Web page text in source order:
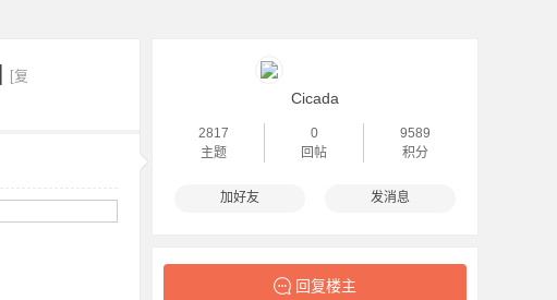
[复
Cicada
2817
主题
0
回帖
9589
积分
加好友 发消息
回复楼主